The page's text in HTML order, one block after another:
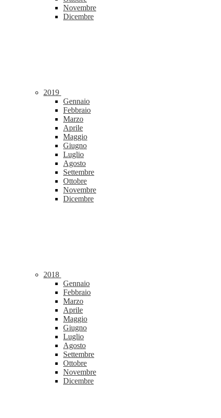
Novembre
Dicembre
2019
Gennaio
Febbraio
Marzo
Aprile
Maggio
Giugno
Luglio
Agosto
Settembre
Ottobre
Novembre
Dicembre
2018
Gennaio
Febbraio
Marzo
Aprile
Maggio
Giugno
Luglio
Agosto
Settembre
Ottobre
Novembre
Dicembre